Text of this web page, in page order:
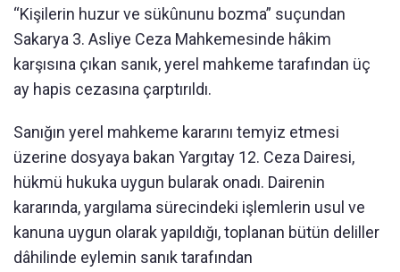
“Kişilerin huzur ve sükûnunu bozma” suçundan
Sakarya 3. Asliye Ceza Mahkemesinde hâkim
karşısına çıkan sanık, yerel mahkeme tarafından üç
ay hapis cezasına çarptırıldı.
Sanığın yerel mahkeme kararını temyiz etmesi
üzerine dosyaya bakan Yargıtay 12. Ceza Dairesi,
hükmü hukuka uygun bularak onadı. Dairenin
kararında, yargılama sürecindeki işlemlerin usul ve
kanuna uygun olarak yapıldığı, toplanan bütün deliller
dâhilinde eylemin sanık tarafından